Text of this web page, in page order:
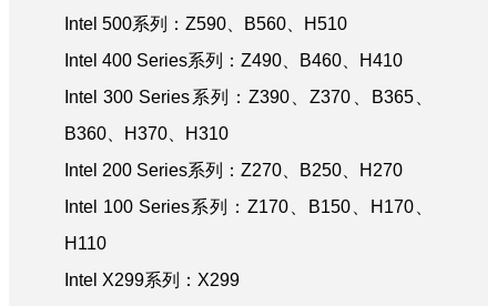
Intel 500系列：Z590、B560、H510
Intel 400 Series系列：Z490、B460、H410
Intel 300 Series系列：Z390、Z370、B365、
B360、H370、H310
Intel 200 Series系列：Z270、B250、H270
Intel 100 Series系列：Z170、B150、H170、
H110
Intel X299系列：X299